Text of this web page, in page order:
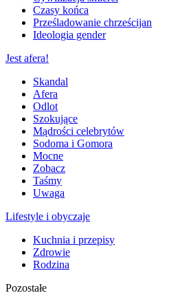
Czasy końca
Prześladowanie chrześcijan
Ideologia gender
Jest afera!
Skandal
Afera
Odlot
Szokujące
Mądrości celebrytów
Sodoma i Gomora
Mocne
Zobacz
Taśmy
Uwaga
Lifestyle i obyczaje
Kuchnia i przepisy
Zdrowie
Rodzina
Pozostałe